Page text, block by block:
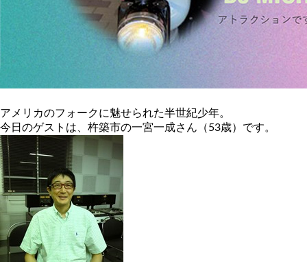
アメリカのフォークに魅せられた半世紀少年。
今日のゲストは、杵築市の一宮一成さん（53歳）です。